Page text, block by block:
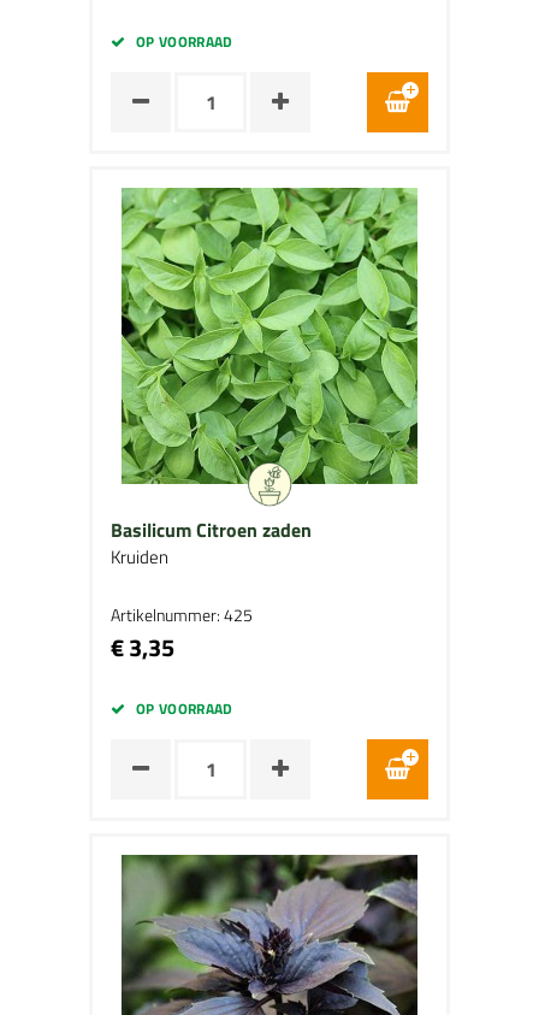
OP VOORRAAD
Basilicum Citroen zaden
Kruiden
Artikelnummer: 425
€ 3,35
OP VOORRAAD